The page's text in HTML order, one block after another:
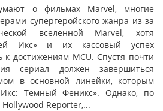
о фильмах Marvel, многие
супергеройского жанра из-за
вселенной Marvel, хотя
Икс» и их кассовый успех
к достижениям MCU. Спустя почти
сериал должен завершиться
в основной линейки, которым
Темный Феникс». Однако, по
Reporter,...